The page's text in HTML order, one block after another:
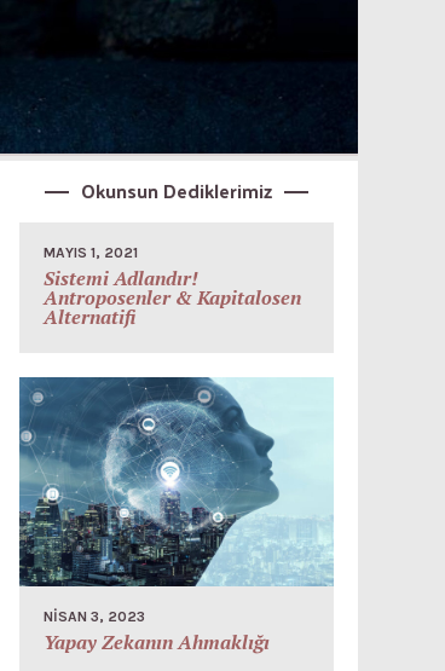
Okunsun Dediklerimiz
MAYIS 1, 2021
Sistemi Adlandır!
Antroposenler & Kapitalosen
Alternatifi
NISAN 3, 2023
Yapay Zekanın Ahmaklığı